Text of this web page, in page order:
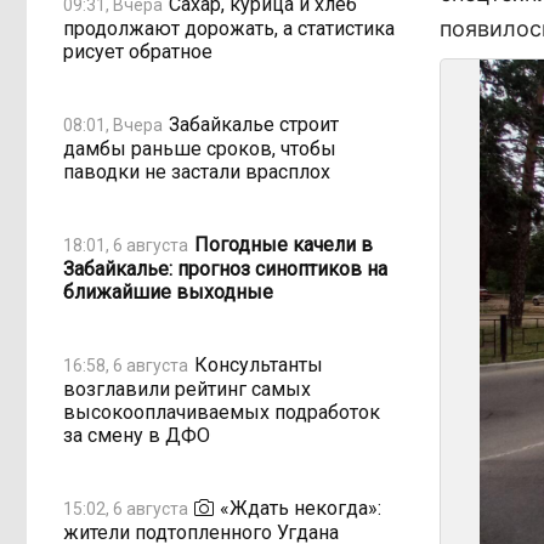
09:31, Вчера
продолжают дорожать, а статистика
рисует обратное
08:01, Вчера Забайкалье строит
дамбы раньше сроков, чтобы
паводки не застали врасплох
18:01, 6 августа Погодные качели в
Забайкалье: прогноз синоптиков на
ближайшие выходные
16:58, 6 августа Консультанты
возглавили рейтинг самых
высокооплачиваемых подработок
за смену в ДФО
15:02, 6 августа
«Ждать некогда»:
жители подтопленного Угдана